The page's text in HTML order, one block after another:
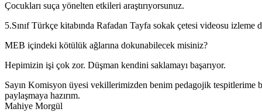
Çocukları suça yönelten etkileri araştırıyorsunuz.
5.Sınıf Türkçe kitabında Rafadan Tayfa sokak çetesi videosu
MEB içindeki kötülük ağlarına dokunabilecek misiniz?
Hepimizin işi çok zor. Düşman kendini saklamayı başarıyor.
Sayın Komisyon üyesi vekillerimizden benim pedagojik tespitlerime
paylaşmaya hazırım.
Mahiye Morgül